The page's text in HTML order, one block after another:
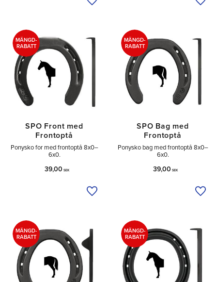
Tilføj til ønskeliste
SPO Front med
Frontoptå
Ponysko for med frontoptå 8x0–
6x0.
39,00 SEK
MÄNGD-
RABATT
Tilføj til ønskeliste
SPO Bag med
Frontoptå
Ponysko bag med frontoptå 8x0–
6x0.
39,00 SEK
MÄNGD-
RABATT
MÄNGD-
RABATT
MÄNGD-
RABATT